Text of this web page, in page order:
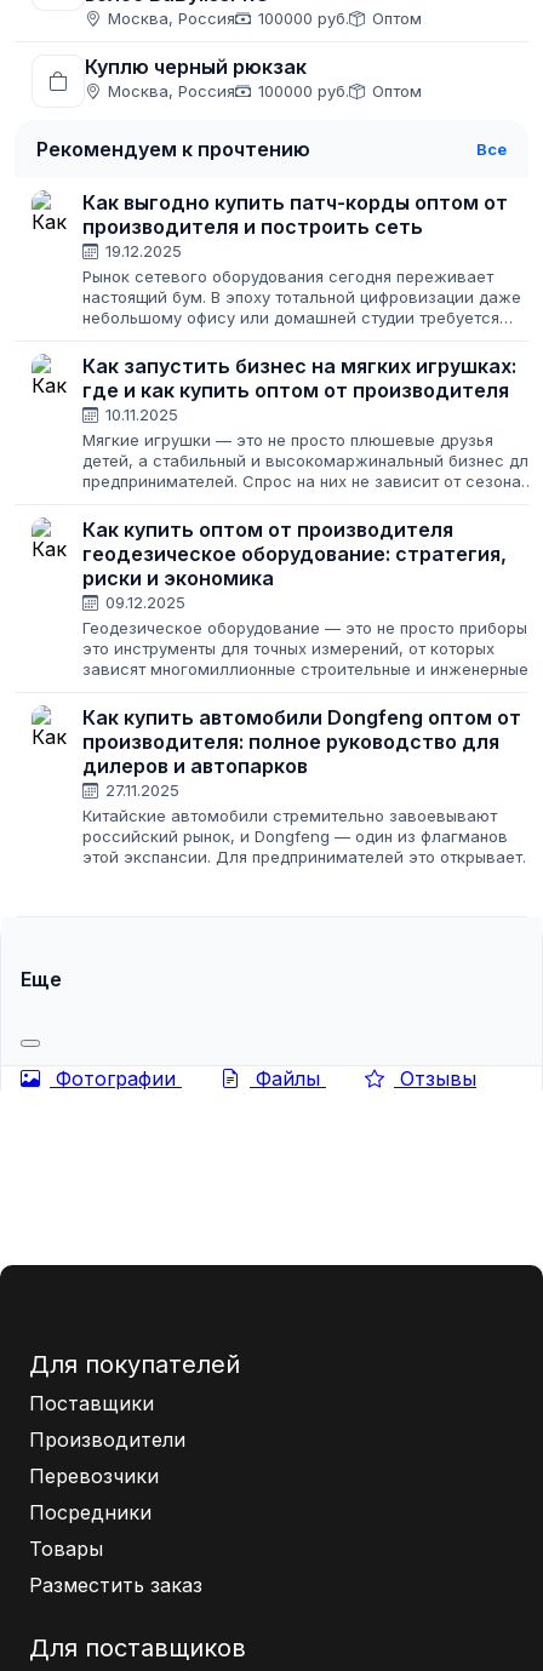
Москва, Россия 100000 руб. Оптом
Куплю черный рюкзак
Москва, Россия 100000 руб. Оптом
Рекомендуем к прочтению Все
Как выгодно купить патч-корды оптом от
производителя и построить сеть
19.12.2025
Рынок сетевого оборудования сегодня переживает
настоящий бум. В эпоху тотальной цифровизации даже
небольшому офису или домашней студии требуется
провайдеров качественная коммутация...
Как запустить бизнес на мягких игрушках:
где и как купить оптом от производителя
10.11.2025
Мягкие игрушки — это не просто плюшевые друзья
детей, а стабильный и высокомаржинальный бизнес для
предпринимателей. Спрос на них не зависит от сезона
огромна: от родителей и коллекционеров...
Как купить оптом от производителя
геодезическое оборудование: стратегия,
риски и экономика
09.12.2025
Геодезическое оборудование — это не просто приборы,
это инструменты для точных измерений, от которых
зависят многомиллионные строительные и инженерные
понимания специфики, включая обязательную...
Как купить автомобили Dongfeng оптом от
производителя: полное руководство для
дилеров и автопарков
27.11.2025
Китайские автомобили стремительно завоевывают
российский рынок, и Dongfeng — один из флагманов
этой экспансии. Для предпринимателей это открывает
Еще
Фотографии Файлы Отзывы
Для покупателей
Поставщики
Производители
Перевозчики
Посредники
Товары
Разместить заказ
Для поставщиков